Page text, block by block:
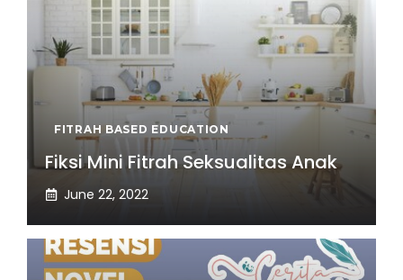
FITRAH BASED EDUCATION
Fiksi Mini Fitrah Seksualitas Anak
June 22, 2022